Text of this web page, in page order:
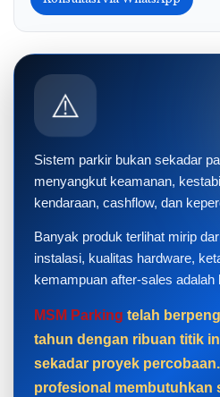
⚠️
Sistem parkir bukan sekadar
menyangkut keamanan,
kendaraan, cashflow, dan
Banyak produk terlihat mirip
instalasi, kualitas hardware,
kemampuan after-sales
MSM Parking telah
tahun dengan ribuan titik
sekadar proyek
profesional membutuhkan